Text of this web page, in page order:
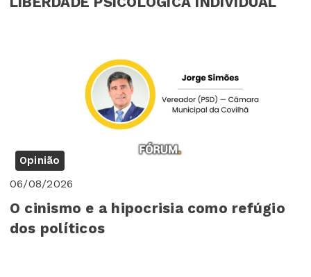
Opinião
06/08/2026
O cinismo e a hipocrisia como refúgio
dos políticos